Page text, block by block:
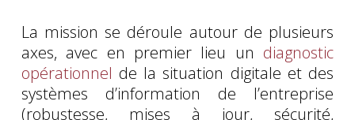
La mission se déroule autour de plusieurs
axes, avec en premier lieu un diagnostic
opérationnel de la situation digitale et des
systèmes d’information de l’entreprise
(robustesse, mises à jour, sécurité,